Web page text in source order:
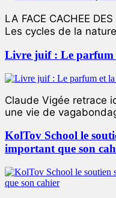
LA FACE CACHEE
Les cycles de la
Livre juif : Le parfum
Claude Vigée retrace
une vie de
KolTov School le
important que son